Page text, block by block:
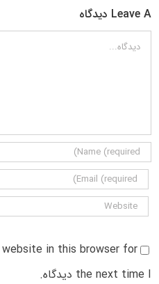
Leave A دیدگاه
دیدگاه
website in this browser for
the next time I دیدگاه.